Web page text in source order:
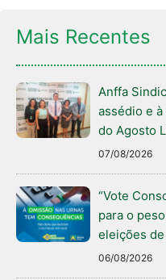
Mais Recentes
Anffa
assédio e
do Agosto
07/08/2026
“Vote
para o
eleições
06/08/2026